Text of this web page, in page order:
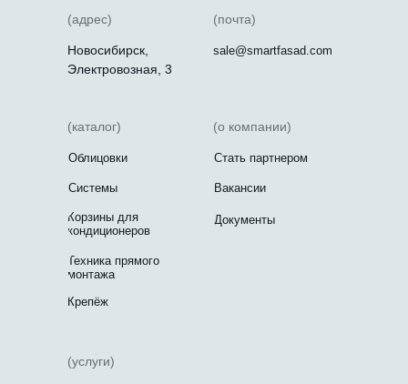
(каталог)
(услуги)
(о компании)
(почта)
(адрес)
Новосибирск,
Электровозная, 3
sale@smartfasad.com
Облицовки
Системы
Корзины для
кондиционеров
Стать партнером
Вакансии
Документы
Техника прямого
монтажа
Крепёж